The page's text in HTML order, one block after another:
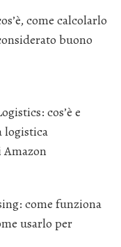
come calcolarlo
buono
cos’è e
logistica
come funziona
usarlo per